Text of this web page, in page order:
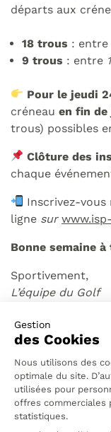
départs aux
18 trous : entre
9 trous : entre
Pour le jeudi
créneau en fin de
trous) possibles
Clôture des
chaque
Inscrivez-vous
ligne sur
Bonne semaine
Sportivement,
L’équipe du Golf
8 JUIN 2026
Retour en
la